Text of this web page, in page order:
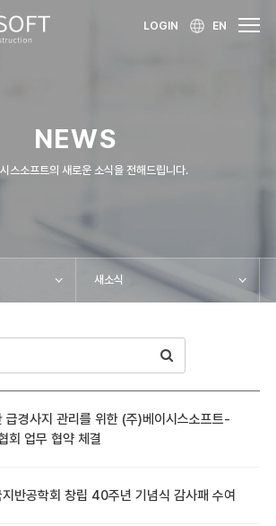
LOGIN EN
NEWS
스소프트의 새로운 소식을 전해드립니다.
새소식
급경사지 관리를 위한 (주)베이시스소프트-
회 업무 협약 체결
반공학회 창립 40주년 기념식 감사패 수여